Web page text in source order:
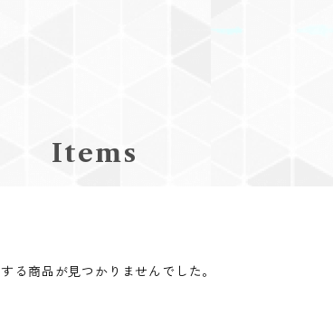
Items
る商品が見つかりませんでした。